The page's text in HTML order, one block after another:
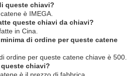
queste chiavi?
è IMEGA.
queste chiavi da chiavi?
in Cina.
di ordine per queste catene
ordine per queste catene chiave è 500.
chiavi?
è il prezzo di fabbrica.